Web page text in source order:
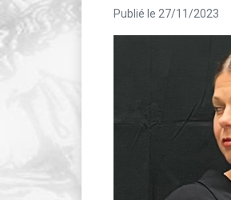
Publié le 27/11/2023